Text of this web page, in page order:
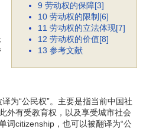
9 劳动权的保障[3]
10 劳动权的限制[6]
11 劳动权的立法体现[7]
12 劳动权的价值[8]
13 参考文献
为“公民权”。主要是指当前中国社
外有受教育权，以及享受城市社会
词citizenship，也可以被翻译为“公